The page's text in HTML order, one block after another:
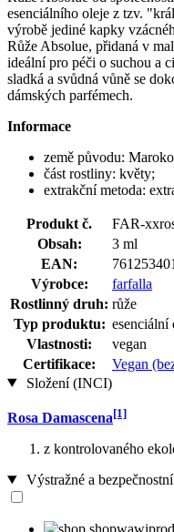
esenciálního oleje z tzv.
výrobě jediné kapky
Růže Absolue, přidaná v
ideální pro péči o suchou a
sladká a svůdná vůně se
dámských parfémech.
Informace
země původu:
část rostliny: květy;
extrakční metoda:
Produkt č.
FAR-
Obsah:
3 ml
EAN:
Výrobce:
farfalla
Rostlinný druh: růže
Typ produktu: esenciální
Vlastnosti:
vegan
Certifikace:
Vegan
Složení (INCI)
Rosa Damascena[1]
z kontrolovaného
Výstražné a